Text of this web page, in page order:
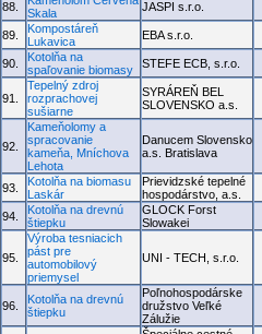
88.
Skala
JASPI s.r.o.
89.
Kompostáreň
Lukavica
EBA s.r.o.
90.
Kotolňa na
spaľovanie biomasy
STEFE ECB, s.r.o.
91.
Tepelný zdroj
rozprachovej
sušiarne
SYRÁREŇ BEL
SLOVENSKO a.s.
92.
Kameňolomy a
spracovanie
kameňa, Mníchova
Lehota
Danucem Slovensko
a.s. Bratislava
93.
Kotolňa na biomasu
Laskár
Prievidzské tepelné
hospodárstvo, a.s.
94.
Kotolňa na drevnú
štiepku
GLOCK Forst
Slowakei
95.
Výroba tesniacich
pást pre
automobilový
priemysel
UNI - TECH, s.r.o.
96.
Kotolňa na drevnú
štiepku
Poľnohospodárske
družstvo Veľké
Zálužie